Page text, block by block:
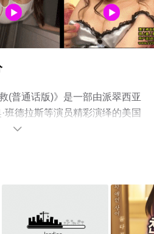
(普通话版)》是一部由派翠西亚
班德拉斯等演员精彩演绎的美国
删减完整版电影大全就上星辰
